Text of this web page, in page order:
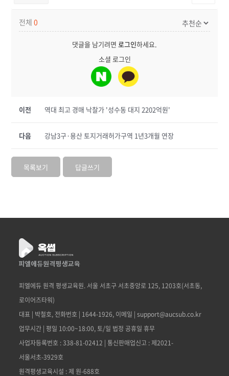
전체0
댓글을 남기려면 로그인하세요.
소셜 로그인
이전 역대 최고 경매 낙찰가 '성수동 대지 2202억원'
강남3구·용산 토지거래허가구역 1년3개월 연장
다음
목록보기 답글쓰기
피엘에듀 원격 평생교육원. 서울 서초구 서초중앙로 125, 1203호(서초동,
로이어즈타워)
대표 | 박철호, 전화번호 | 1644-1926, 이메일 | support@aucsub.co.kr
업무시간 | 평일 10:00~18:00, 토/일 법정 공휴일 휴무
사업자등록번호 : 338-81-02412 | 통신판매업신고 : 제2021-
서울서초-3929호
원격평생교육시설 : 제 원-688호